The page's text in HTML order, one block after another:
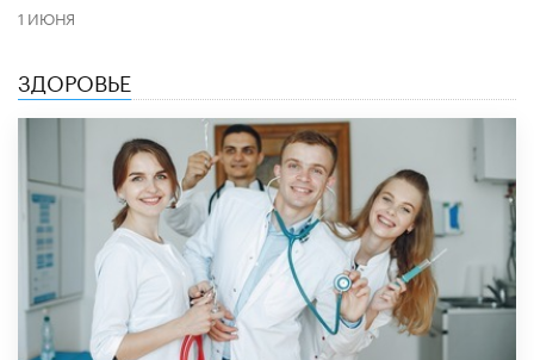
1 ИЮНЯ
ЗДОРОВЬЕ